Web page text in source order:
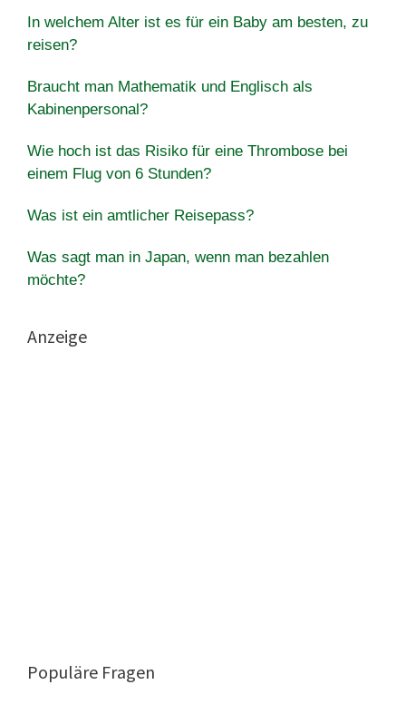
In welchem ​​Alter ist es für ein Baby am besten, zu
reisen?
Braucht man Mathematik und Englisch als
Kabinenpersonal?
Wie hoch ist das Risiko für eine Thrombose bei
einem Flug von 6 Stunden?
Was ist ein amtlicher Reisepass?
Was sagt man in Japan, wenn man bezahlen
möchte?
Anzeige
Populäre Fragen